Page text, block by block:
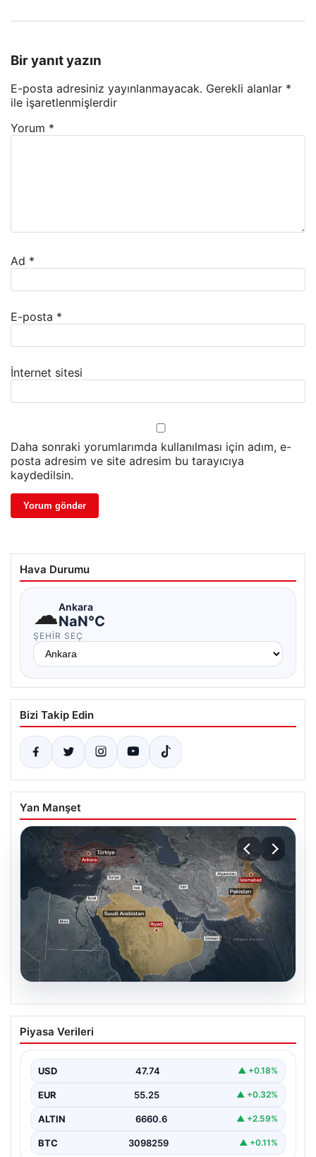
Bir yanıt yazın
E-posta adresiniz yayınlanmayacak. Gerekli alanlar *
ile işaretlenmişlerdir
Yorum *
Ad *
E-posta *
İnternet sitesi
Daha sonraki yorumlarımda kullanılması için adım, e-
posta adresim ve site adresim bu tarayıcıya
kaydedilsin.
Hava Durumu
☁Ankara
NaN°C
ŞEHIR SEÇ
Bizi Takip Edin
Yan Manşet
Mekke Ortak Savunma Anlaşması ne
anlama geliyor? Türkiye, Suudi
ayrıntılar ortaya çıktı
Piyasa Verileri
USD 47.74 ▲ +0.18%
EUR 55.25 ▲ +0.32%
ALTIN 6660.6 ▲ +2.59%
BTC 3098259 ▲ +0.11%